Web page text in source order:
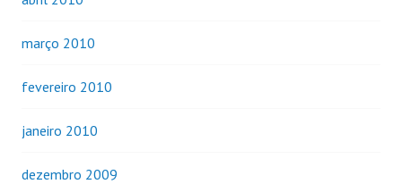
março 2010
fevereiro 2010
janeiro 2010
dezembro 2009